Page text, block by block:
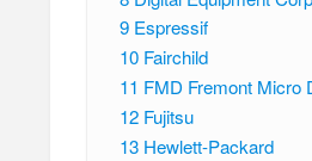
9 Espressif
10 Fairchild
11 FMD Fremont Micro
12 Fujitsu
13 Hewlett-Packard